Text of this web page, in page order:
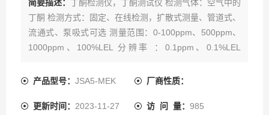
简要描述： 丁酮检测仪，丁酮测试仪 检测气体：空气中的
丁酮 检测方式：固定、在线检测，扩散式测量、管道式、
流通式、泵吸式可选 测量范围：0-100ppm、500ppm、
1000ppm、100%LEL 分辨率 ：0.1ppm、0.1%LEL
产品型号： JSA5-MEK 厂商性质：
更新时间： 2023-11-27 访 问 量： 985